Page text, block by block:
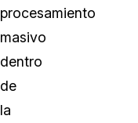
procesamiento
masivo
dentro
de
la